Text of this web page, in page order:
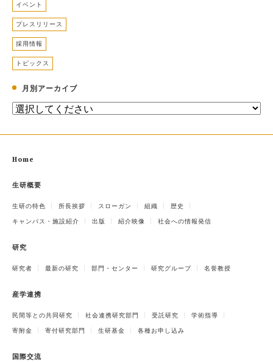
イベント
プレスリリース
採用情報
トピックス
月別アーカイブ
Home
生研概要
生研の特色 所長挨拶 スローガン 組織 歴史
キャンパス・施設紹介 出版 紹介映像 社会への情報発信
研究
研究者 最新の研究 部門・センター 研究グループ 名誉教授
産学連携
民間等との共同研究 社会連携研究部門 受託研究 学術指導
寄附金 寄付研究部門 生研基金 各種お申し込み
国際交流